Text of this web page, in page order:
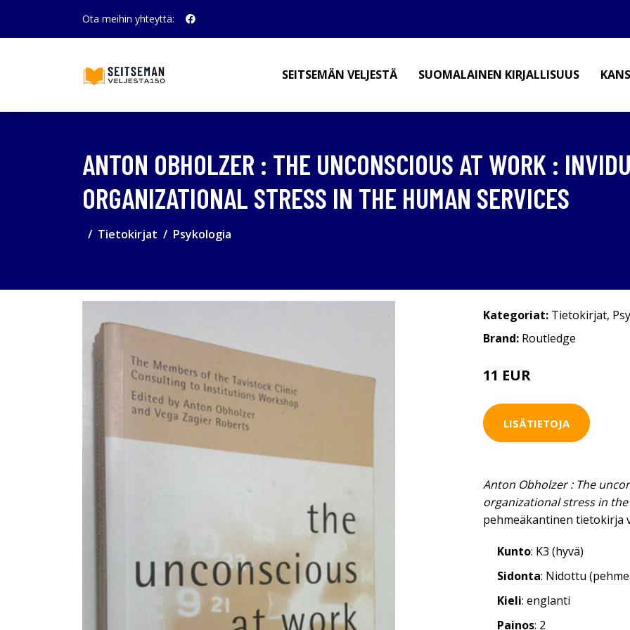
Ota meihin yhteyttä:
SEITSEMÄN VELJESTÄ SUOMALAINEN KIRJALLISUUS
ANTON OBHOLZER : THE UNCONSCIOUS AT WORK :
ORGANIZATIONAL STRESS IN THE HUMAN SERVICES
Tietokirjat Psykologia
Kategoriat: Tietokirjat,
Brand: Routledge
11 EUR
LISÄTIETOJA
Anton Obholzer : The
organizational stress in
pehmeäkantinen tietokirja
Kunto: K3 (hyvä)
Sidonta: Nidottu
Kieli: englanti
Painos: 2